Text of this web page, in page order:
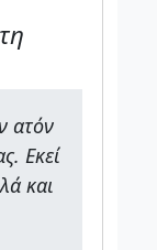
ατόν
Εκεί
και